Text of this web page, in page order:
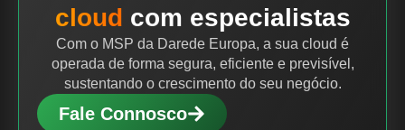
cloud com especialistas
Com o MSP da Darede Europa, a sua cloud é
operada de forma segura, eficiente e previsível,
sustentando o crescimento do seu negócio.
Fale Connosco